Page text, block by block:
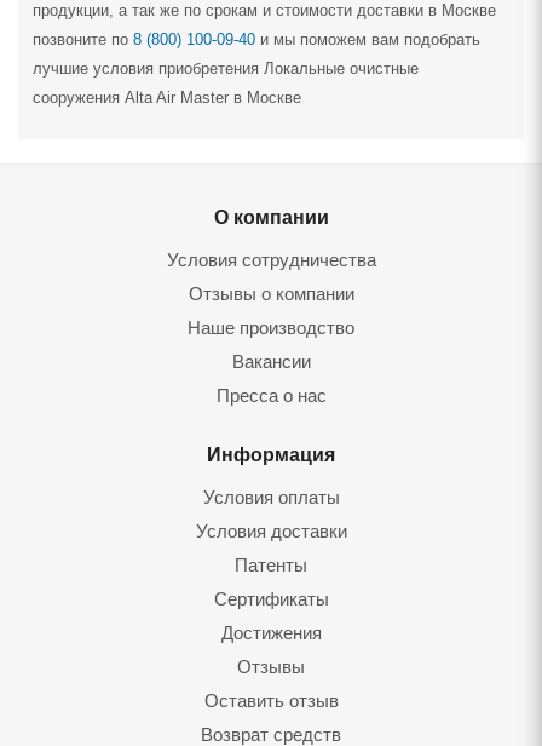
продукции, а так же по срокам и стоимости доставки в Москве
позвоните по 8 (800) 100-09-40 и мы поможем вам подобрать
лучшие условия приобретения Локальные очистные
сооружения Alta Air Master в Москве
О компании
Условия сотрудничества
Отзывы о компании
Наше производство
Вакансии
Пресса о нас
Информация
Условия оплаты
Условия доставки
Патенты
Сертификаты
Достижения
Отзывы
Оставить отзыв
Возврат средств